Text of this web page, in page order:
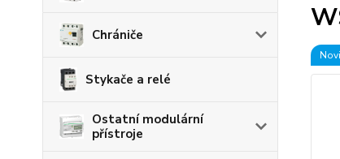
Chrániče
Stykače a relé
Ostatní modulární
přístroje